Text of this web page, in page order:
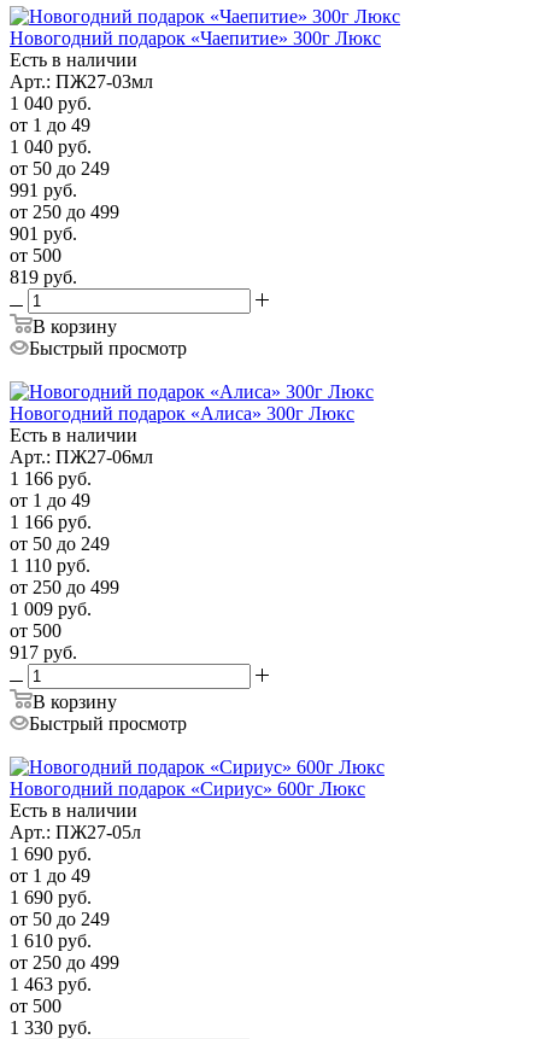
Новогодний подарок «Чаепитие» 300г Люкс
Есть в наличии
Арт.: ПЖ27-03мл
1 040 руб.
от 1 до 49
1 040 руб.
от 50 до 249
991 руб.
от 250 до 499
901 руб.
от 500
819 руб.
В корзину
Быстрый просмотр
Новогодний подарок «Алиса» 300г Люкс
Есть в наличии
Арт.: ПЖ27-06мл
1 166 руб.
от 1 до 49
1 166 руб.
от 50 до 249
1 110 руб.
от 250 до 499
1 009 руб.
от 500
917 руб.
В корзину
Быстрый просмотр
Новогодний подарок «Сириус» 600г Люкс
Есть в наличии
Арт.: ПЖ27-05л
1 690 руб.
от 1 до 49
1 690 руб.
от 50 до 249
1 610 руб.
от 250 до 499
1 463 руб.
от 500
1 330 руб.